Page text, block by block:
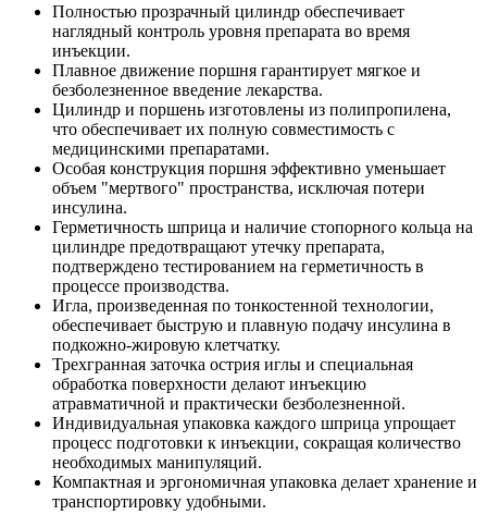
Полностью прозрачный цилиндр обеспечивает
наглядный контроль уровня препарата во время
инъекции.
Плавное движение поршня гарантирует мягкое и
безболезненное введение лекарства.
Цилиндр и поршень изготовлены из полипропилена,
что обеспечивает их полную совместимость с
медицинскими препаратами.
Особая конструкция поршня эффективно уменьшает
объем "мертвого" пространства, исключая потери
инсулина.
Герметичность шприца и наличие стопорного кольца на
цилиндре предотвращают утечку препарата,
подтверждено тестированием на герметичность в
процессе производства.
Игла, произведенная по тонкостенной технологии,
обеспечивает быструю и плавную подачу инсулина в
подкожно-жировую клетчатку.
Трехгранная заточка острия иглы и специальная
обработка поверхности делают инъекцию
атравматичной и практически безболезненной.
Индивидуальная упаковка каждого шприца упрощает
процесс подготовки к инъекции, сокращая количество
необходимых манипуляций.
Компактная и эргономичная упаковка делает хранение и
транспортировку удобными.